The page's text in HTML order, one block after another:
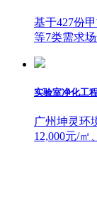
基于427份
等7类需求
实验室净化工
广州坤灵环
12,000元/